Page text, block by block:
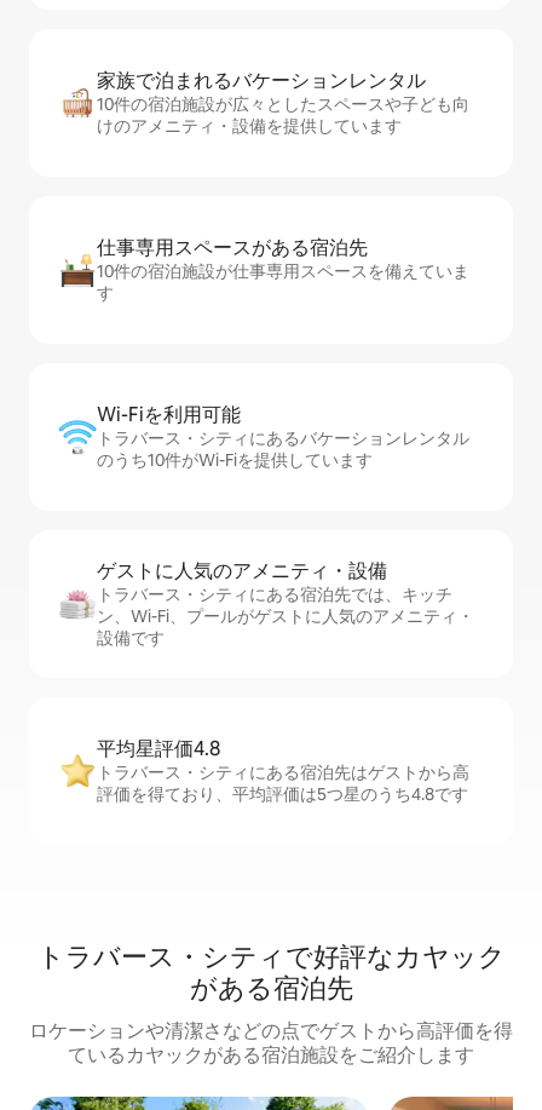
家族で泊まれるバ⁠ケ⁠ー⁠シ⁠ョ⁠ンレ⁠ン⁠タ⁠ル
10件の宿泊施設が広々としたスペースや子ども向
けのアメニティ・設備を提供しています
仕事専用ス⁠ペ⁠ー⁠スがあ⁠る宿⁠泊⁠先
10件の宿泊施設が仕事専用スペースを備えていま
す
Wi-Fiを利⁠用⁠可⁠能
トラバース・シティにあるバケーションレンタル
のうち10件がWi-Fiを提供しています
ゲストに人⁠気⁠のア⁠メ⁠ニ⁠テ⁠ィ・設⁠備
トラバース・シティにある宿泊先では、キッチ
ン、Wi-Fi、プールがゲストに人気のアメニティ・
設備です
平均星評価4.8
トラバース・シティにある宿泊先はゲストから高
評価を得ており、平均評価は5つ星のうち4.8です
トラバース・シティで好評なカヤック
がある宿泊先
ロケーションや清潔さなどの点でゲストから高評価を得
ているカヤックがある宿泊施設をご紹介します